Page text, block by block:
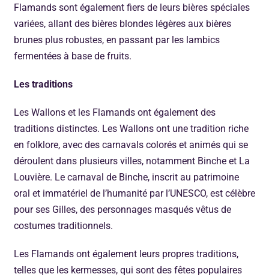
Flamands sont également fiers de leurs bières spéciales
variées, allant des bières blondes légères aux bières
brunes plus robustes, en passant par les lambics
fermentées à base de fruits.
Les traditions
Les Wallons et les Flamands ont également des
traditions distinctes. Les Wallons ont une tradition riche
en folklore, avec des carnavals colorés et animés qui se
déroulent dans plusieurs villes, notamment Binche et La
Louvière. Le carnaval de Binche, inscrit au patrimoine
oral et immatériel de l’humanité par l’UNESCO, est célèbre
pour ses Gilles, des personnages masqués vêtus de
costumes traditionnels.
Les Flamands ont également leurs propres traditions,
telles que les kermesses, qui sont des fêtes populaires